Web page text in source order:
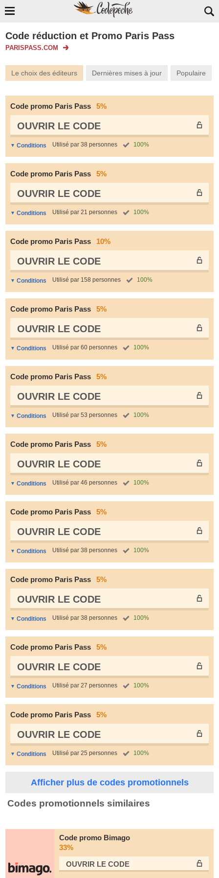
Code réduction et Promo Paris Pass
PARISPASS.COM
Le choix des éditeurs Dernières mises à jour Populaire
Code promo Paris Pass 5%
OUVRIR LE СODE
Conditions Utilisé par 38 personnes 100%
Code promo Paris Pass 5%
OUVRIR LE СODE
Conditions Utilisé par 21 personnes 100%
Code promo Paris Pass 10%
OUVRIR LE СODE
Conditions Utilisé par 158 personnes 100%
Code promo Paris Pass 5%
OUVRIR LE СODE
Conditions Utilisé par 60 personnes 100%
Code promo Paris Pass 5%
OUVRIR LE СODE
Conditions Utilisé par 53 personnes 100%
Code promo Paris Pass 5%
OUVRIR LE СODE
Conditions Utilisé par 46 personnes 100%
Code promo Paris Pass 5%
OUVRIR LE СODE
Conditions Utilisé par 38 personnes 100%
Code promo Paris Pass 5%
OUVRIR LE СODE
Conditions Utilisé par 38 personnes 100%
Code promo Paris Pass 5%
OUVRIR LE СODE
Conditions Utilisé par 27 personnes 100%
Code promo Paris Pass 5%
OUVRIR LE СODE
Conditions Utilisé par 25 personnes 100%
Afficher plus de codes promotionnels
Codes promotionnels similaires
Code promo Bimago
33%
OUVRIR LE СODE